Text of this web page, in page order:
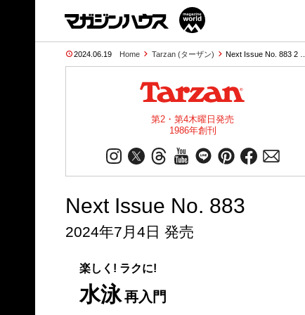
2024.06.19 Home Tarzan (ターザン) Next Issue No. 883 2 …
第2・第4木曜日発売
1986年創刊
Next Issue No. 883
2024年7月4日 発売
楽しく! ラクに!
水泳 再入門